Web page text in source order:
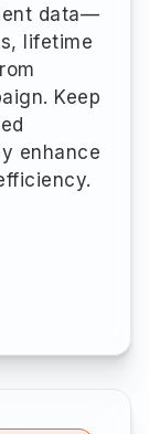
data—
lifetime
Keep
enhance